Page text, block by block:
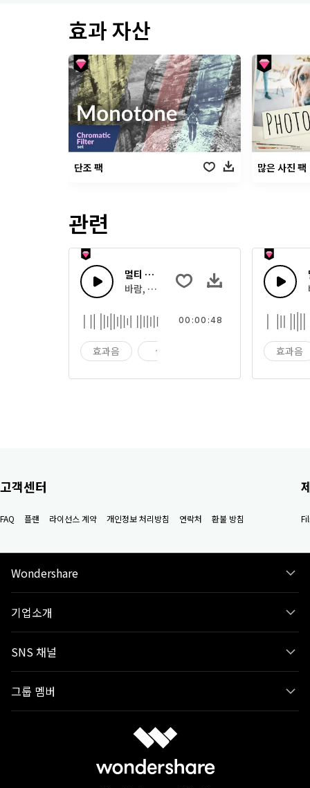
효과 자산
단조 팩 많은 사진 팩
관련
멀티 사운드 29
바람, 뿔, 시계 등을 포함한 영화를 위한 효과음
효과음 실패
00:00:48
효과음
고객센터
FAQ 플랜 라이선스 계약 개인정보 처리방침 연락처 환불 방침
Wondershare
기업소개
SNS 채널
그룹 멤버